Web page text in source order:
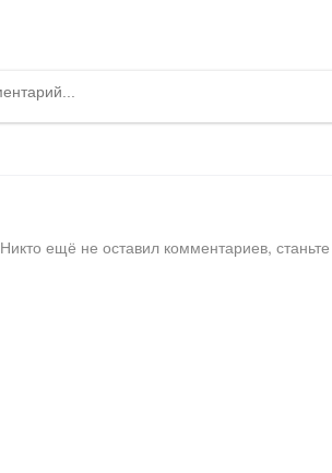
Никто ещё не оставил комментариев,